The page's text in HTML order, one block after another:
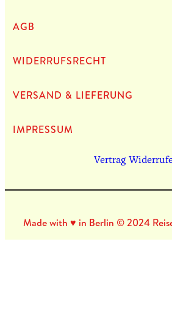
AGB
WIDERRUFSRECHT
VERSAND & LIEFERUNG
IMPRES­SUM
Vertrag
Made with ♥ in Berlin © 2024